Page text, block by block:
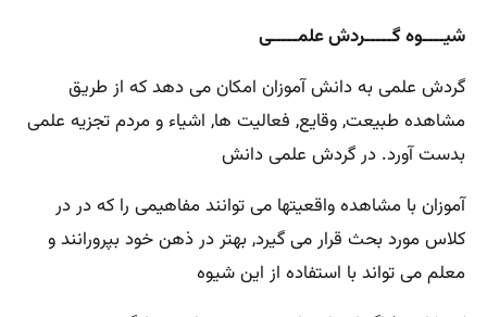
شیــــوه گـــــردش علمـــــی
گردش علمی به دانش آموزان امکان می دهد که از طریق
مشاهده طبیعت, وقایع, فعالیت ها, اشیاء و مردم تجزیه علمی
بدست آورد. در گردش علمی دانش
آموزان با مشاهده واقعیتها می توانند مفاهیمی را که در در
کلاس مورد بحث قرار می گیرد, بهتر در ذهن خود بپرورانند و
معلم می تواند با استفاده از این شیوه